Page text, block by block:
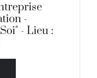
-
- Lieu :